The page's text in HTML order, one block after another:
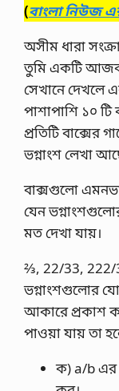
(বাংলা নিউজ
অসীম ধারা
তুমি একটি আজব
সেখানে দেখলে
পাশাপাশি ১০ টি
প্রতিটি বাক্সের
ভগ্নাংশ লেখা
বাক্সগুলাে
যেন
মত দেখা যায়।
⅔, 22/33,
ভগ্নাংশগুলাের
আকারে প্রকাশ
পাওয়া যায় তা
ক) a/b এর